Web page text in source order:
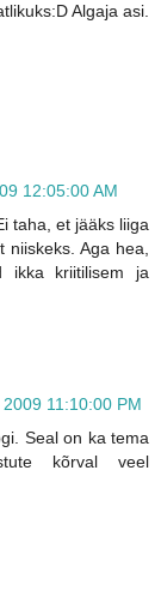
Algaja asi.
12:05:00 AM
taha, et jääks liiga
niiskeks. Aga hea,
ikka kriitilisem ja
11:10:00 PM
Seal on ka tema
kõrval veel